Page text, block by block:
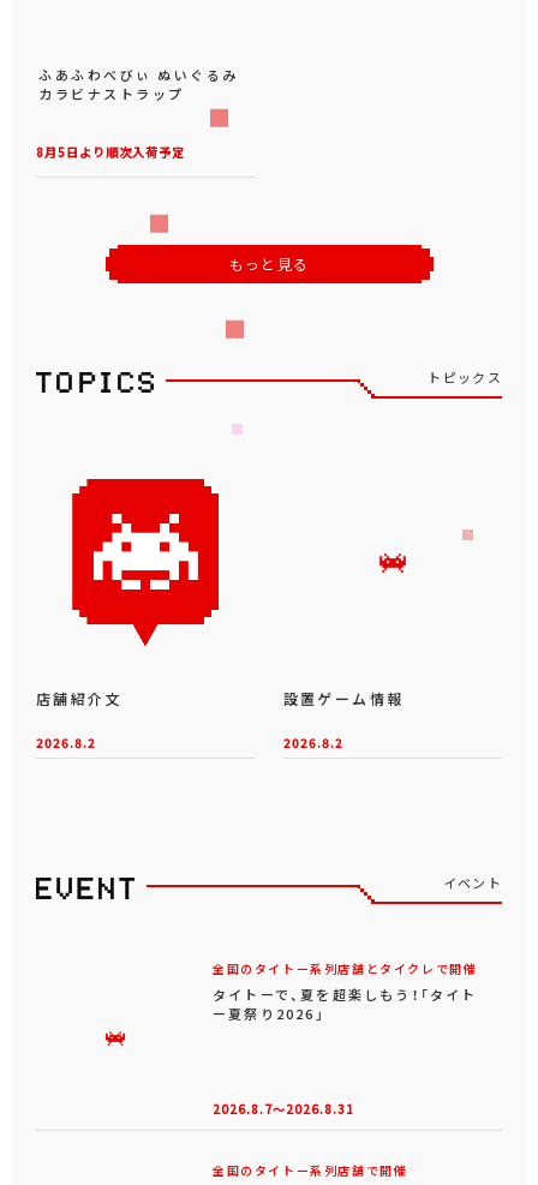
8月5日より順次入荷予定
ふあふわべびぃ ぬいぐるみ
カラビナストラップ
もっと見る
トピックス
店舗紹介文
2026.8.2
設置ゲーム情報
2026.8.2
イベント
全国のタイトー系列店舗とタイクレで開催
タイトーで、夏を超楽しもう！「タイト
ー夏祭り2026」
2026.8.7～2026.8.31
全国のタイトー系列店舗で開催